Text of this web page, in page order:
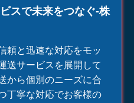
スで未来をつなぐ-株
頼と迅速な対応をモッ
送サービスを展開して
から個別のニーズに合
丁寧な対応でお客様の